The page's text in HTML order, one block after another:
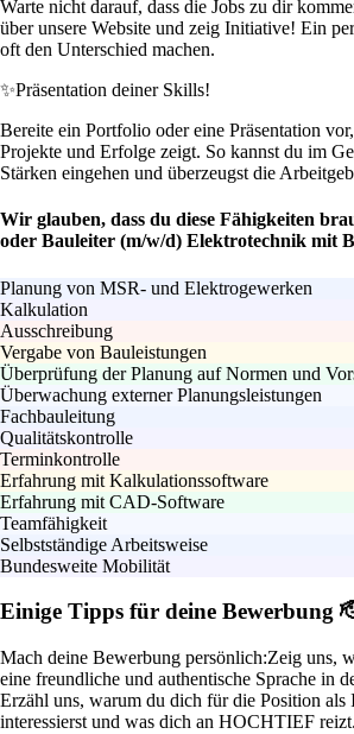
Warte nicht darauf, dass die Jobs zu dir
über unsere Website und zeig Initiative! Ein
oft den Unterschied machen.
✨Präsentation deiner Skills!
Bereite ein Portfolio oder eine Präsentation
Projekte und Erfolge zeigt. So kannst du im
Stärken eingehen und überzeugst die
Wir glauben, dass du diese Fähigkeiten
oder Bauleiter (m/w/d) Elektrotechnik mit
Planung von MSR- und Elektrogewerken
Kalkulation
Ausschreibung
Vergabe von Bauleistungen
Überprüfung der Planung auf Normen und
Überwachung externer Planungsleistungen
Fachbauleitung
Qualitätskontrolle
Terminkontrolle
Erfahrung mit Kalkulationssoftware
Erfahrung mit CAD-Software
Teamfähigkeit
Selbstständige Arbeitsweise
Bundesweite Mobilität
Einige Tipps für deine Bewerbung
Mach deine Bewerbung persönlich:Zeig uns,
eine freundliche und authentische Sprache in
Erzähl uns, warum du dich für die Position als
interessierst und was dich an HOCHTIEF reizt.